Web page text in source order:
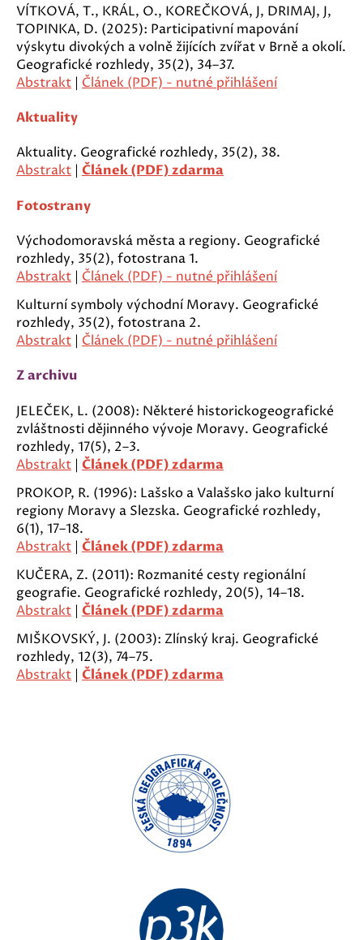
VÍTKOVÁ, T., KRÁL, O., KOREČKOVÁ, J, DRIMAJ, J,
TOPINKA, D. (2025): Participativní mapování
výskytu divokých a volně žijících zvířat v Brně a okolí.
Geografické rozhledy, 35(2), 34–37.
Abstrakt | Článek (PDF) - nutné přihlášení
Aktuality
Aktuality. Geografické rozhledy, 35(2), 38.
Abstrakt | Článek (PDF) zdarma
Fotostrany
Východomoravská města a regiony. Geografické
rozhledy, 35(2), fotostrana 1.
Abstrakt | Článek (PDF) - nutné přihlášení
Kulturní symboly východní Moravy. Geografické
rozhledy, 35(2), fotostrana 2.
Abstrakt | Článek (PDF) - nutné přihlášení
Z archivu
JELEČEK, L. (2008): Některé historickogeografické
zvláštnosti dějinného vývoje Moravy. Geografické
rozhledy, 17(5), 2–3.
Abstrakt | Článek (PDF) zdarma
PROKOP, R. (1996): Lašsko a Valašsko jako kulturní
regiony Moravy a Slezska. Geografické rozhledy,
6(1), 17–18.
Abstrakt | Článek (PDF) zdarma
KUČERA, Z. (2011): Rozmanité cesty regionální
geografie. Geografické rozhledy, 20(5), 14–18.
Abstrakt | Článek (PDF) zdarma
MIŠKOVSKÝ, J. (2003): Zlínský kraj. Geografické
rozhledy, 12(3), 74–75.
Abstrakt | Článek (PDF) zdarma